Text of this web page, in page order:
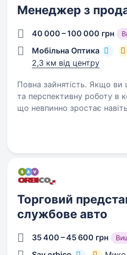
Менеджер з
40 000 – 100 000 грн
Мобільна Оптика
2,3 км від центру
Повна зайнятість. Якщо ви шукаєте стабільну
та перспективну роботу в
що невпинно зростає
Торговий
службове авто
35 400 – 45 600 грн